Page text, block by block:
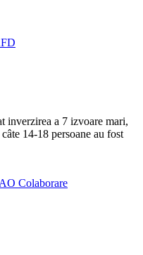
inverzirea a 7 izvoare mari,
14-18 persoane au fost